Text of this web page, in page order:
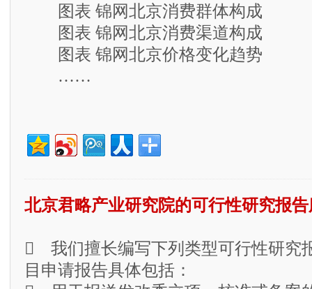
图表 锦网北京消费群体构成
图表 锦网北京消费渠道构成
图表 锦网北京价格变化趋势
……
北京君略产业研究院的可行性研究报
 我们擅长编写下列类型可行性研究
目申请报告具体包括：